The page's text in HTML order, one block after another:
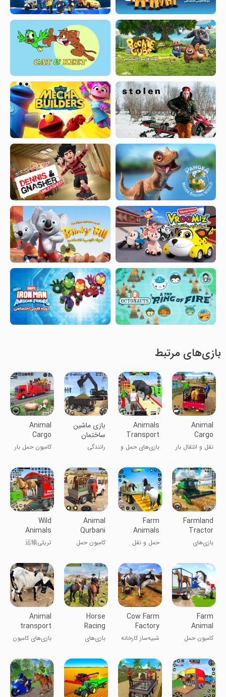
بازی‌های مرتبط
Animal
Cargo
Truck
Transport
نقل و انتقال بار
Animals
Transport
Truck
Games
بازی‌های حمل و
کامیون
بازی ماشین
ساختمان
سازی | ماشین
سنگین
رانندگی
Animal
Cargo
Truck
Transporter
کامیون حمل بار
Farmland
Tractor
Farming
Games
بازی‌های
در زمین‌های
کشاورزی
Farm
Animals
Transport
Truck
حمل و نقل
با کامیون
Animal
Qurbani
Game
کامیون حمل
Wild
Animals
Transport
Truck
تریلی运输
Farm
Animal
Transporter
Truck
کامیون حمل
Cow Farm
Factory
Simulator
شبیه‌ساز کارخانه
Horse
Racing
Games:
Horse
بازی‌های
بازی اسب
Animal
transport
truck
games
بازی‌های کامیون